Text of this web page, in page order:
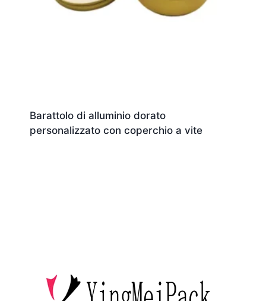
Barattolo di alluminio dorato
personalizzato con coperchio a vite